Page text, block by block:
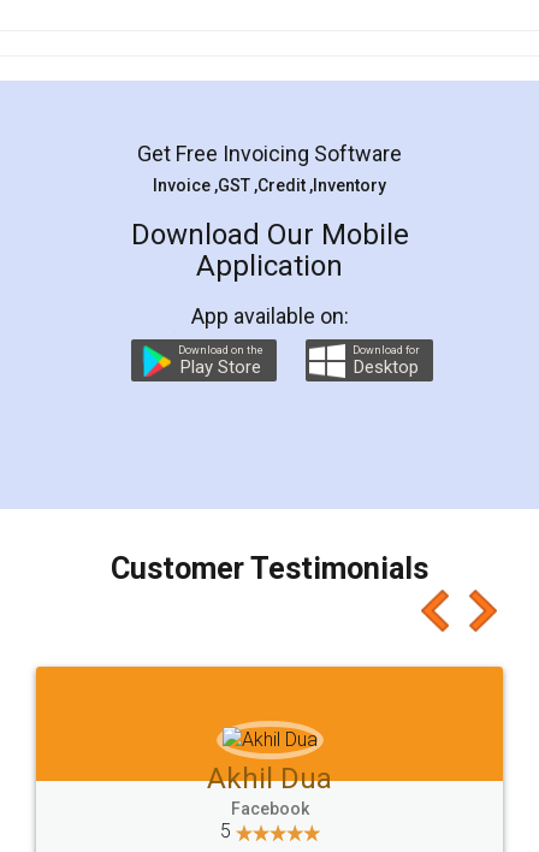
Get Free Invoicing Software
Invoice ,GST ,Credit ,Inventory
Download Our Mobile
Application
App available on:
Download on the
Play Store
Download for
Desktop
Customer Testimonials
Akhil Chennupati
Facebook